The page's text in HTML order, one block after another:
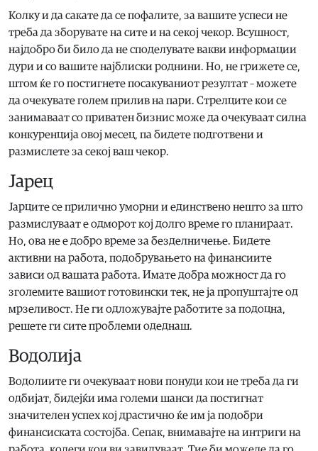
Колку и да сакате да се пофалите, за вашите успеси не
треба да зборувате на сите и на секој чекор. Всушност,
најдобро би било да не споделувате вакви информации
дури и со вашите најблиски роднини. Но, не грижете се,
штом ќе го постигнете посакуваниот резултат – можете
да очекувате голем прилив на пари. Стрелците кои се
занимаваат со приватен бизнис може да очекуваат силна
конкуренција овој месец, па бидете подготвени и
размислете за секој ваш чекор.
Јарец
Јарците се прилично уморни и единствено нешто за што
размислуваат е одморот кој долго време го планираат.
Но, ова не е добро време за безделничење. Бидете
активни на работа, подобрувањето на финансиите
зависи од вашата работа. Имате добра можност да го
зголемите вашиот готовински тек, не ја пропуштајте од
мрзеливост. Не ги одложувајте работите за подоцна,
решете ги сите проблеми одеднаш.
Водолија
Водолиите ги очекуваат нови понуди кои не треба да ги
одбијат, бидејќи има големи шанси да постигнат
значителен успех кој драстично ќе им ја подобри
финансиската состојба. Сепак, внимавајте на интриги на